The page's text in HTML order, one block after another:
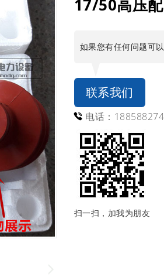
17/50高压
如果您有任何问题可
联系我们
电话：
扫一扫，加我为朋友